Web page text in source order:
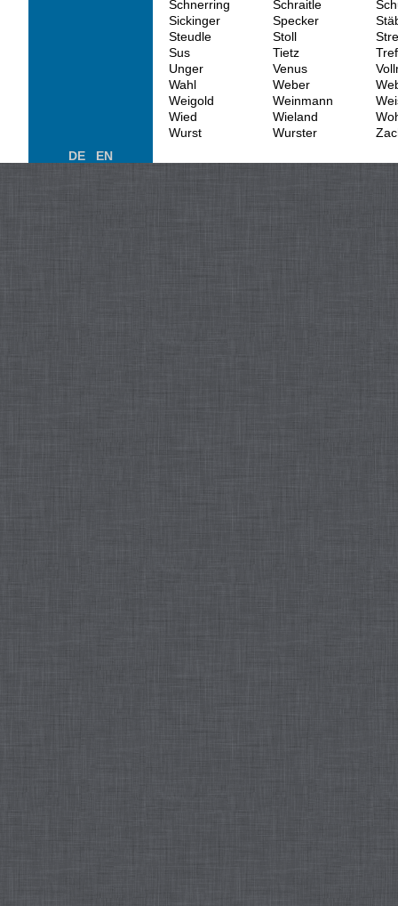
Schnerring Schraitle
Sickinger
Specker
Steudle
Stoll
Sus
Tietz
Unger
Venus
Wahl
Weber
Weigold
Weinmann
Wied
Wieland
Wurst
Wurster
DE
EN